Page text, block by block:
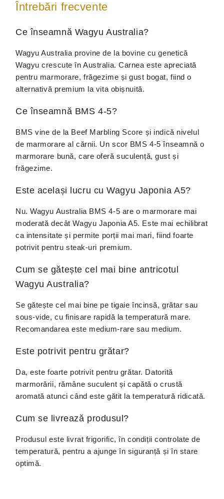
Întrebări frecvente
Ce înseamnă Wagyu Australia?
Wagyu Australia provine de la bovine cu genetică
Wagyu crescute în Australia. Carnea este apreciată
pentru marmorare, frăgezime și gust bogat, fiind o
alternativă premium la vita obișnuită.
Ce înseamnă BMS 4-5?
BMS vine de la Beef Marbling Score și indică nivelul
de marmorare al cărnii. Un scor BMS 4-5 înseamnă o
marmorare bună, care oferă suculență, gust și
frăgezime.
Este același lucru cu Wagyu Japonia A5?
Nu. Wagyu Australia BMS 4-5 are o marmorare mai
moderată decât Wagyu Japonia A5. Este mai echilibrat
ca intensitate și permite porții mai mari, fiind foarte
potrivit pentru steak-uri premium.
Cum se gătește cel mai bine antricotul
Wagyu Australia?
Se gătește cel mai bine pe tigaie încinsă, grătar sau
sous-vide, cu finisare rapidă la temperatură mare.
Recomandarea este medium-rare sau medium.
Este potrivit pentru grătar?
Da, este foarte potrivit pentru grătar. Datorită
marmorării, rămâne suculent și capătă o crustă
aromată atunci când este gătit la temperatură ridicată.
Cum se livrează produsul?
Produsul este livrat frigorific, în condiții controlate de
temperatură, pentru a ajunge în siguranță și în stare
optimă.